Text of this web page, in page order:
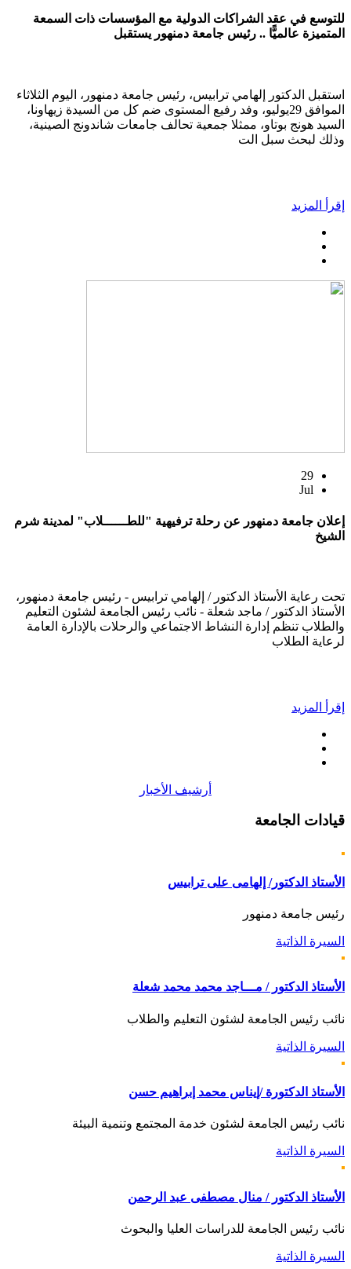
للتوسع في عقد الشراكات الدولية مع المؤسسات ذات السمعة
المتميزة عالميًّا .. رئيس جامعة دمنهور يستقبل
استقبل الدكتور إلهامي ترابيس، رئيس جامعة دمنهور، اليوم الثلاثاء
الموافق 29يوليو، وفد رفيع المستوى ضم كل من السيدة زيهاونا،
السيد هونج بوتاو، ممثلا جمعية تحالف جامعات شاندونج الصينية،
وذلك لبحث سبل الت
إقرأ المزيد
29
Jul
إعلان جامعة دمنهور عن رحلة ترفيهية "للطــــــلاب" لمدينة شرم
الشيخ
تحت رعاية الأستاذ الدكتور / إلهامي ترابيس - رئيس جامعة دمنهور،
الأستاذ الدكتور / ماجد شعلة - نائب رئيس الجامعة لشئون التعليم
والطلاب تنظم إدارة النشاط الاجتماعي والرحلات بالإدارة العامة
لرعاية الطلاب
إقرأ المزيد
أرشيف الأخبار
قيادات الجامعة
الأستاذ الدكتور/ إلهامى على ترابيس
رئيس جامعة دمنهور
السيرة الذاتية
الأستاذ الدكتور / مـــاجد محمد محمد شعلة
نائب رئيس الجامعة لشئون التعليم والطلاب
السيرة الذاتية
الأستاذ الدكتورة /إيناس محمد إبراهيم حسن
نائب رئيس الجامعة لشئون خدمة المجتمع وتنمية البيئة
السيرة الذاتية
الأستاذ الدكتور / منال مصطفى عبد الرحمن
نائب رئيس الجامعة للدراسات العليا والبحوث
السيرة الذاتية